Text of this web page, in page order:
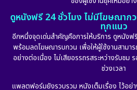
ดูหนังฟรี 24 ชั่วโมง ไม่มีโฆษณาก
ทุกแนว
อีกหนึ่งจุดเด่นสำคัญคือการให้บริการ ดูหนังฟ
พร้อมลดโฆษณารบกวน เพื่อให้ผู้ใช้งานสามา
อย่างต่อเนื่อง ไม่เสียอรรถรสระหว่างรับชม
ช่วงเวลา
แพลตฟอร์มยังรวบรวม หนังเต็มเรื่อง ไว้อย่